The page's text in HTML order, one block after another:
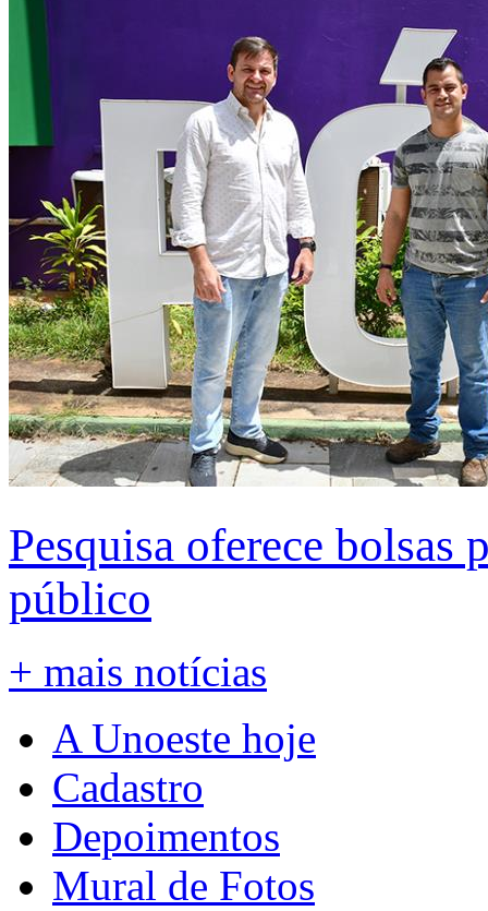
Pesquisa oferece bolsas
público
+ mais notícias
A Unoeste hoje
Cadastro
Depoimentos
Mural de Fotos